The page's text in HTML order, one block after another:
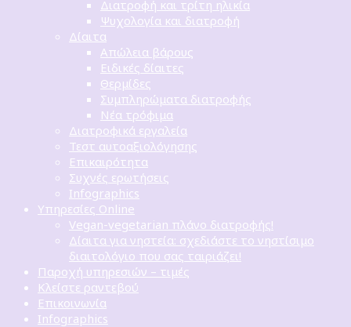
Διατροφή και τρίτη ηλικία
Ψυχολογία και διατροφή
Δίαιτα
Απώλεια βάρους
Ειδικές δίαιτες
Θερμίδες
Συμπληρώματα διατροφής
Νέα τρόφιμα
Διατροφικά εργαλεία
Τεστ αυτοαξιολόγησης
Επικαιρότητα
Συχνές ερωτήσεις
Infographics
Υπηρεσίες Online
Vegan-vegetarian πλάνο διατροφής!
Δίαιτα για νηστεία: σχεδιάστε το νηστίσιμο
διαιτολόγιο που σας ταιριάζει!
Παροχή υπηρεσιών – τιμές
Κλείστε ραντεβού
Επικοινωνία
Infographics